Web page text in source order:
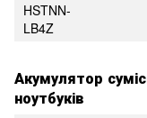
HSTNN-
LB4Z
Акумулятор
ноутбуків